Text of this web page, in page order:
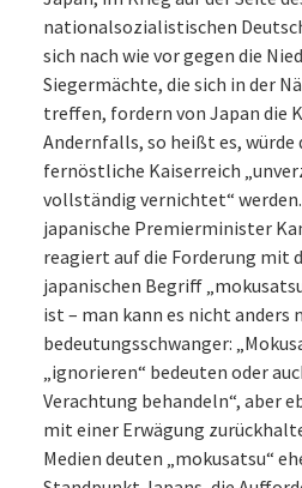
nationalsozialistischen
sich nach wie vor gegen die
Siegermächte, die sich in der
treffen, fordern von Japan die
Andernfalls, so heißt es, würde
fernöstliche Kaiserreich
vollständig vernichtet“ werden.
japanische Premierminister
reagiert auf die Forderung mit
japanischen Begriff
ist – man kann es nicht anders
bedeutungsschwanger:
„ignorieren“ bedeuten oder
Verachtung behandeln“, aber
mit einer Erwägung
Medien deuten „mokusatsu“